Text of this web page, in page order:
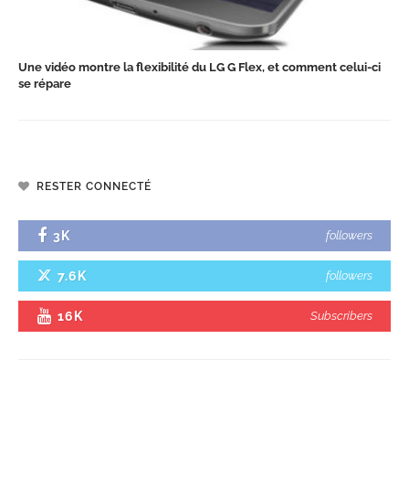
Une vidéo montre la flexibilité du LG G Flex, et comment celui-ci
se répare
RESTER CONNECTÉ
3K followers
7.6K followers
16K Subscribers